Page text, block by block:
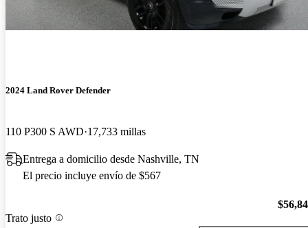
2024 Land Rover Defender
110 P300 S AWD 17,733 millas
Entrega a domicilio desde Nashville, TN
El precio incluye envío de $567
Trato justo